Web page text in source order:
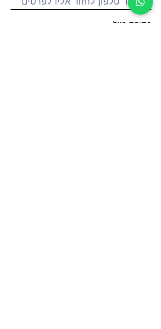
כתובת מייל